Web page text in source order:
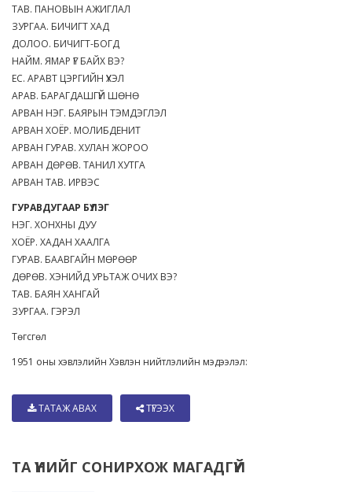
ТАВ. ПАНОВЫН АЖИГЛАЛ
ЗУРГАА. БИЧИГТ ХАД
ДОЛОО. БИЧИГТ-БОГД
НАЙМ. ЯМАР ҮГ БАЙХ ВЭ?
ЕС. АРАВТ ЦЭРГИЙН ҮХЭЛ
АРАВ. БАРАГДАШГҮЙ ШӨНӨ
АРВАН НЭГ. БАЯРЫН ТЭМДЭГЛЭЛ
АРВАН ХОЁР. МОЛИБДЕНИТ
АРВАН ГУРАВ. ХУЛАН ЖОРОО
АРВАН ДӨРӨВ. ТАНИЛ ХУТГА
АРВАН ТАВ. ИРВЭС
ГУРАВДУГААР БҮЛЭГ
НЭГ. ХОНХНЫ ДУУ
ХОЁР. ХАДАН ХААЛГА
ГУРАВ. БААВГАЙН МӨРӨӨР
ДӨРӨВ. ХЭНИЙД УРЬТАЖ ОЧИХ ВЭ?
ТАВ. БАЯН ХАНГАЙ
ЗУРГАА. ГЭРЭЛ
Төгсгөл
1951 оны хэвлэлийн Хэвлэн нийтлэлийн мэдээлэл:
ТАТАЖ АВАХ ТҮГЭЭХ
ТА ҮҮНИЙГ СОНИРХОЖ МАГАДГҮЙ